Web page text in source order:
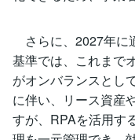
さらに、2027年に
基準では、これまで
がオンバランスとし
に伴い、リース資産
すが、RPAを活用す